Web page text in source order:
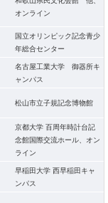
オンライン
国立オリンピック記念青少
年総合センター
名古屋工業大学 御器所キ
ャンパス
松山市立子規記念博物館
京都大学 百周年時計台記
念館国際交流ホール、オン
ライン
早稲田大学 西早稲田キャ
ンパス